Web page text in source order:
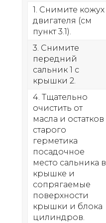
1. Снимите кожух
двигателя (см
пункт 3.1).
3. Снимите
передний
сальник 1 с
крышки 2.
4. Тщательно
очистить от
масла и остатков
старого
герметика
посадочное
место сальника в
крышке и
сопрягаемые
поверхности
крышки и блока
цилиндров.